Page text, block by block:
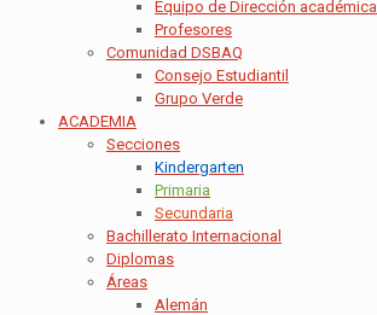
Equipo de Dirección académica
Profesores
Comunidad DSBAQ
Consejo Estudiantil
Grupo Verde
ACADEMIA
Secciones
Kindergarten
Primaria
Secundaria
Bachillerato Internacional
Diplomas
Áreas
Alemán